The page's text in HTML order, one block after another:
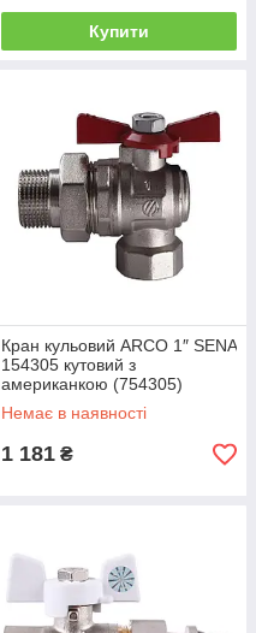
Купити
Кран кульовий ARCO 1″ SENA
154305 кутовий з
американкою (754305)
Немає в наявності
1 181 ₴